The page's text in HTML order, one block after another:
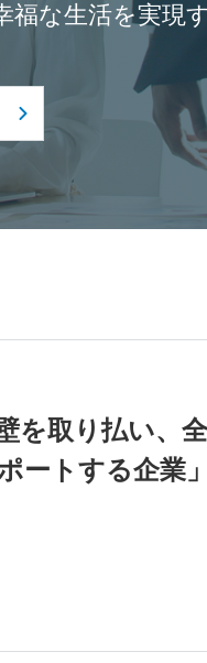
な生活を実現
を取り払い、
ートする企業